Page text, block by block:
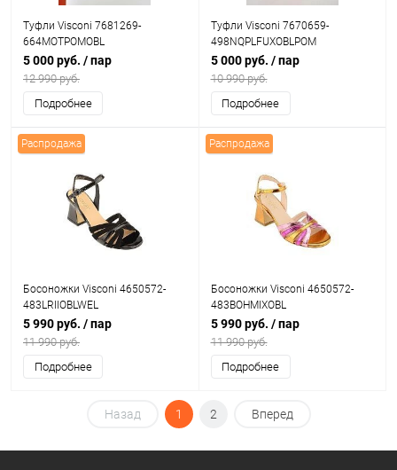
Туфли Visconi 7681269-
664MOTPOMOBL
5 000 руб. / пар
12 990 руб.
Подробнее
Туфли Visconi 7670659-
498NQPLFUXOBLPOM
5 000 руб. / пар
10 990 руб.
Подробнее
Распродажа
Босоножки Visconi 4650572-
483LRIIOBLWEL
5 990 руб. / пар
11 990 руб.
Подробнее
Распродажа
Босоножки Visconi 4650572-
483BOHMIXOBL
5 990 руб. / пар
11 990 руб.
Подробнее
Назад 1 2 Вперед